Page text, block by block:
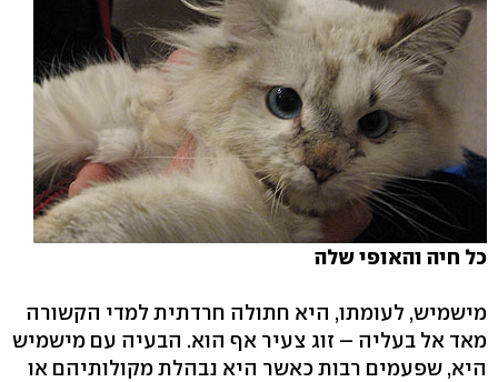
כל חיה והאופי שלה
מישמיש, לעומתו, היא חתולה חרדתית למדי הקשורה
מאד אל בעליה – זוג צעיר אף הוא. הבעיה עם מישמיש
היא, שפעמים רבות כאשר היא נבהלת מקולותיהם או